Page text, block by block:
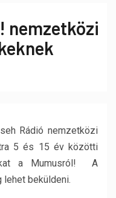
nemzetközi
Rádió nemzetközi
5 és 15 év közötti
a Mumusról! A
beküldeni.